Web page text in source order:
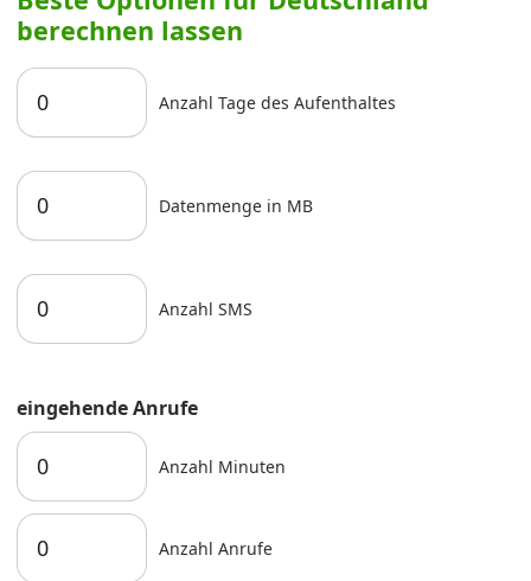
berechnen lassen
Anzahl Tage des Aufenthaltes
Datenmenge in MB
Anzahl SMS
eingehende Anrufe
Anzahl Minuten
Anzahl Anrufe